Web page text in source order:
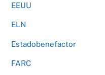
EEUU
ELN
Estadobenefactor
FARC